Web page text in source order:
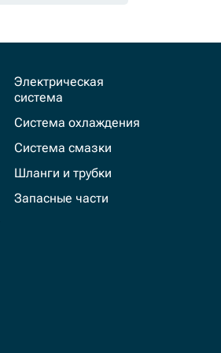
Электрическая
система
Система охлаждения
Система смазки
Шланги и трубки
Запасные части